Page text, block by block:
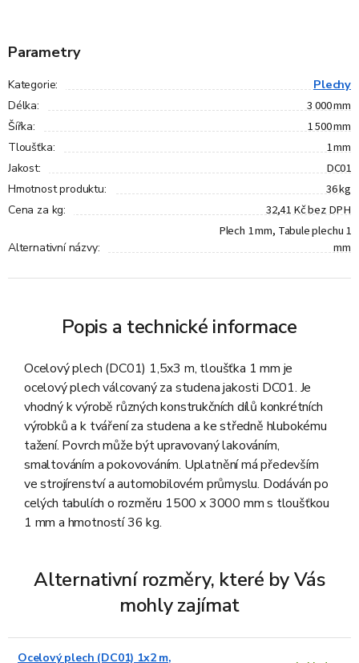
Parametry
Kategorie: Plechy
Délka: 3 000 mm
Šířka: 1 500 mm
Tloušťka: 1 mm
Jakost: DC01
Hmotnost produktu: 36 kg
Cena za kg: 32,41 Kč bez DPH
Alternativní názvy:
Plech 1 mm, Tabule plechu 1
mm
Popis a technické informace
Ocelový plech (DC01) 1,5x3 m, tloušťka 1 mm je
ocelový plech válcovaný za studena jakosti DC01. Je
vhodný k výrobě různých konstrukčních dílů konkrétních
výrobků a k tváření za studena a ke středně hlubokému
tažení. Povrch může být upravovaný lakováním,
smaltováním a pokovováním. Uplatnění má především
ve strojírenství a automobilovém průmyslu. Dodáván po
celých tabulích o rozměru 1500 x 3000 mm s tloušťkou
1 mm a hmotností 36 kg.
Alternativní rozměry, které by Vás
mohly zajímat
Ocelový plech (DC01) 1x2 m,